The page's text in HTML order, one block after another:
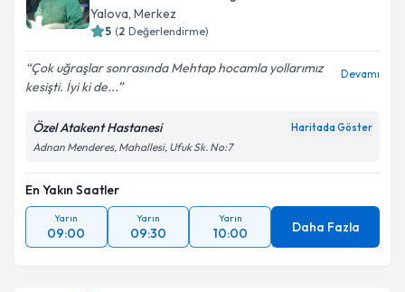
Yalova, Merkez
5 (2 Değerlendirme)
Çok uğraşlar sonrasında Mehtap hocamla yollarımız
kesişti. İyi ki de...
Devamı
Özel Atakent Hastanesi Haritada Göster
Adnan Menderes, Mahallesi, Ufuk Sk. No:7
En Yakın Saatler
Yarın
09:00
Yarın
09:30
Yarın
10:00 Daha Fazla